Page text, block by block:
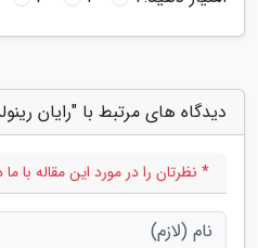
دیدگاه های مرتبط با "رایان
* نظرتان را در مورد این مقاله با ما